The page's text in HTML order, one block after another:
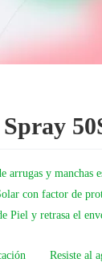
arrugas y manchas
con factor de
Piel y retrasa el
Resiste al